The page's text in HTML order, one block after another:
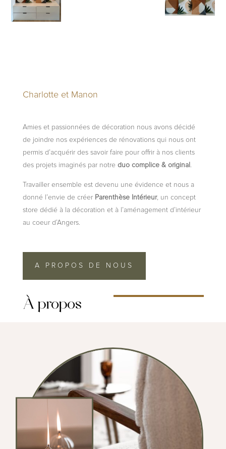
Charlotte et Manon
Amies et passionnées de décoration nous avons décidé
de joindre nos expériences de rénovations qui nous ont
permis d’acquérir des savoir faire pour offrir à nos clients
des projets imaginés par notre duo complice & original .
Travailler ensemble est devenu une évidence et nous a
donné l’envie de créer Parenthèse Intérieur, un concept
store dédié à la décoration et à l’aménagement d’intérieur
au coeur d’Angers.
A PROPOS DE NOUS
Àpropos